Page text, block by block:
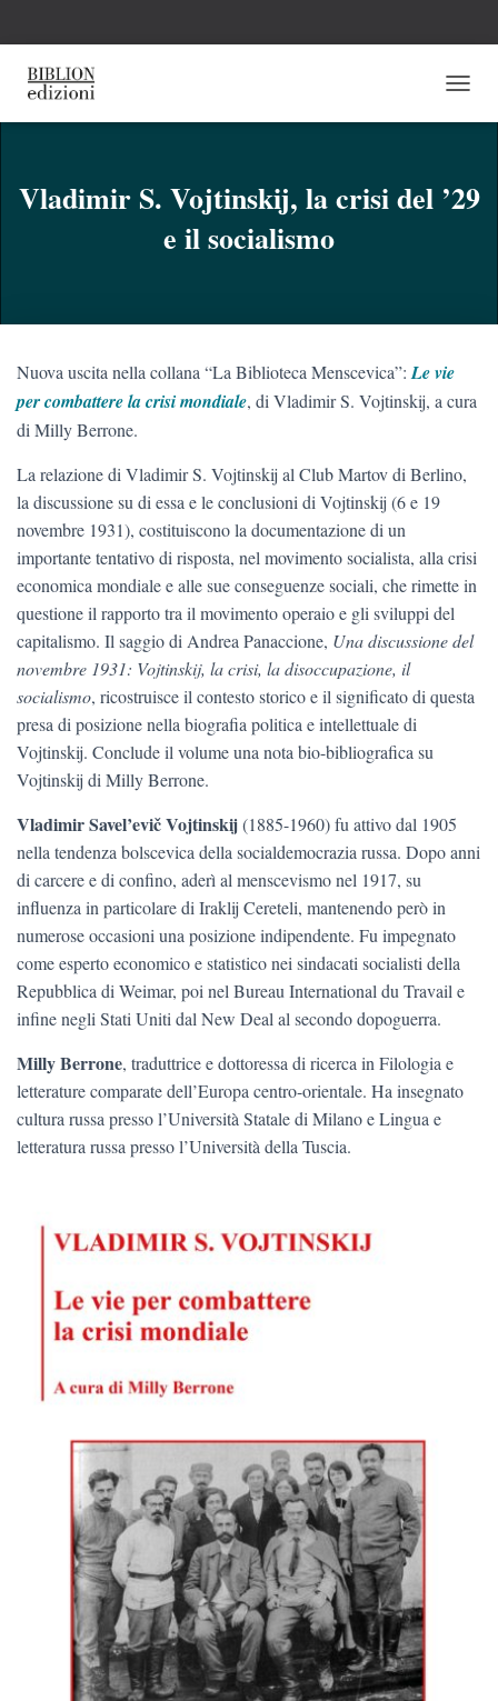
A
A
G
Vladimir S. Vojtinskij, la crisi del ’29
e il socialismo
Nuova uscita nella collana “La Biblioteca Menscevica”: Le vie
per combattere la crisi mondiale, di Vladimir S. Vojtinskij, a cura
di Milly Berrone.
La relazione di Vladimir S. Vojtinskij al Club Martov di Berlino,
la discussione su di essa e le conclusioni di Vojtinskij (6 e 19
novembre 1931), costituiscono la documentazione di un
importante tentativo di risposta, nel movimento socialista, alla crisi
economica mondiale e alle sue conseguenze sociali, che rimette in
questione il rapporto tra il movimento operaio e gli sviluppi del
capitalismo. Il saggio di Andrea Panaccione, Una discussione del
novembre 1931: Vojtinskij, la crisi, la disoccupazione, il
socialismo, ricostruisce il contesto storico e il significato di questa
presa di posizione nella biografia politica e intellettuale di
Vojtinskij. Conclude il volume una nota bio-bibliografica su
Vojtinskij di Milly Berrone.
Vladimir Savel’evič Vojtinskij(1885-1960) fu attivo dal 1905
nella tendenza bolscevica della socialdemocrazia russa. Dopo anni
di carcere e di confino, aderì al menscevismo nel 1917, su
influenza in particolare di Iraklij Cereteli, mantenendo però in
numerose occasioni una posizione indipendente. Fu impegnato
come esperto economico e statistico nei sindacati socialisti della
Repubblica di Weimar, poi nel Bureau International du Travail e
infine negli Stati Uniti dal New Deal al secondo dopoguerra.
Milly Berrone, traduttrice e dottoressa di ricerca in Filologia e
letterature comparate dell’Europa centro-orientale. Ha insegnato
cultura russa presso l’Università Statale di Milano e Lingua e
letteratura russa presso l’Università della Tuscia.